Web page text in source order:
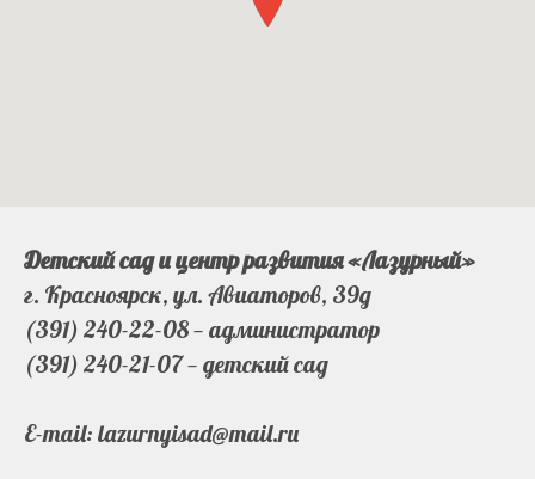
Детский сад и центр развития «Лазурный»
г. Красноярск, ул. Авиаторов, 39д
(391) 240-22-08 — администратор
(391) 240-21-07 — детский сад
E-mail: lazurnyisad@mail.ru